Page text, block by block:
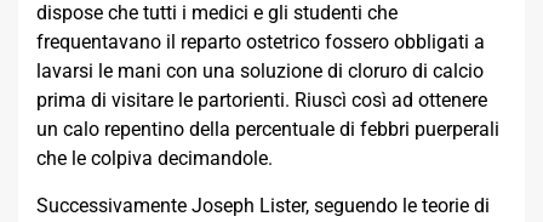
dispose che tutti i medici e gli studenti che
frequentavano il reparto ostetrico fossero obbligati a
lavarsi le mani con una soluzione di cloruro di calcio
prima di visitare le partorienti. Riuscì così ad ottenere
un calo repentino della percentuale di febbri puerperali
che le colpiva decimandole.
Successivamente Joseph Lister, seguendo le teorie di